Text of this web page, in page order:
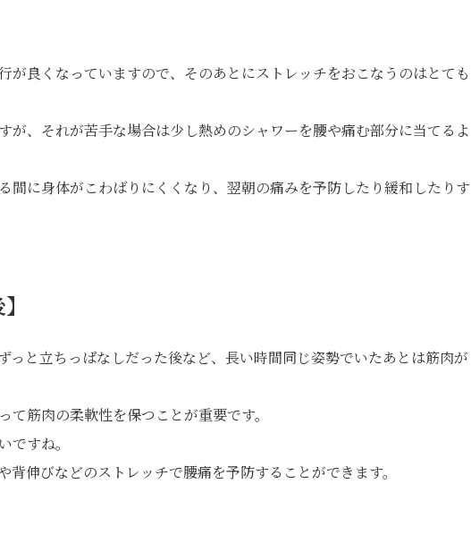
が良くなっていますので、そのあとにストレッチをおこなうのはとても
が、それが苦手な場合は少し熱めのシャワーを腰や痛む部分に当てるよ
間に身体がこわばりにくくなり、翌朝の痛みを予防したり緩和したりす
っと立ちっぱなしだった後など、長い時間同じ姿勢でいたあとは筋肉が
筋肉の柔軟性を保つことが重要です。
すね。
伸びなどのストレッチで腰痛を予防することができます。